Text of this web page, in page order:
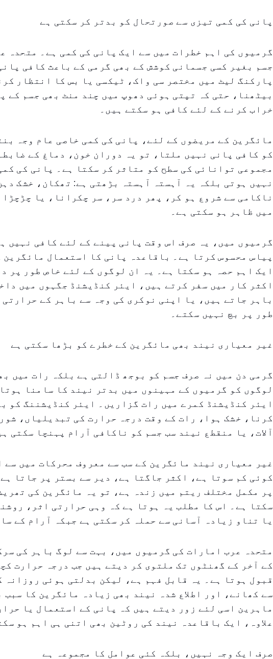
پانی کی کمی تیزی سے صورتحال کو بدتر کر سکتی ہے
گرمیوں کی اہم خطرات میں سے ایک پانی کی کمی ہے۔ متحدہ
جسم بغیر کسی جسمانی کوشش کے بھی گرمی کے باعث کافی
پارکنگ لیٹ میں مختصر سی واک، ٹیکسی یا بس کا انتظار
بیٹھنا، حتی کہ تپتی ہوئی دھوپ میں چند منٹ بھی جسم کے
خراب کرنے کے لئے کافی ہو سکتے ہیں۔
مائگرین کے مریضوں کے لئے، پانی کی کمی خاصی عام وجہ
کو کافی پانی نہیں ملتا، تو یہ دوران خون، دماغ کے
مجموعی توانائی کی سطح کو متاثر کر سکتا ہے۔ پانی کی
نہیں ہوتی بلکہ یہ آہستہ آہستہ بڑھتی ہے: تھکان، خشک
ناکامی سے شروع ہو کر، پھر درد سر، سر چکرانا، یا
میں ظاہر ہو سکتی ہے۔
گرمیوں میں، یہ صرف اس وقت پانی پینے کے لئے کافی نہیں
پیاس محسوس کرتا ہے۔ باقاعدہ پانی کا استعمال مائگرین
ایک اہم حصہ ہو سکتا ہے۔ یہ ان لوگوں کے لئے خاص طور پر
اکثر کار میں سفر کرتے ہیں، ایئر کنڈیشنڈ جگہوں میں
باہر جاتے ہیں، یا اپنی نوکری کی وجہ سے باہر کے
طور پر بچ نہیں سکتے۔
غیر معیاری نیند بھی مائگرین کے خطرے کو بڑھا سکتی ہے
گرمی دن میں نہ صرف جسم کو بوجھ ڈالتی ہے بلکہ رات میں
لوگوں کو گرمیوں کے مہینوں میں بدتر نیند کا سامنا ہوتا
ایئر کنڈیشنڈ کمرے میں رات گزاریں۔ ایئر کنڈیشننگ کو
کرنا، خشک ہوا، رات کے وقت درجہ حرارت کی تبدیلیاں،
آلات، یا منقطع نیند سب جسم کو ناکافی آرام پہنچا سکتی
غیر معیاری نیند مائگرین کے سب سے معروف محرکات میں سے
کوئی کم سوتا ہے، اکثر جاگتا ہے، دیر سے بستر پر جاتا
پر مکمل مختلف ریتم میں زندہ ہے، تو یہ مائگرین کی
سکتا ہے۔ اس کا مطلب یہ ہوتا ہے کہ وہی حرارتی اثر،
یا تناو زیادہ آسانی سے حملہ کر سکتی ہے جبکہ آرام کے
متحدہ عرب امارات کی گرمیوں میں، بہت سے لوگ باہر کی
کے آخر کے گھنٹوں تک ملتوی کر دیتے ہیں جب درجہ حرارت
قبول ہوتا ہے۔ یہ قابل فہم ہے، لیکن بدلتی ہوئی روزانہ
سے کھانے، اور اطلاع شدہ نیند بھی زیادہ مائگرین کا سبب
ماہرین اسی لئے زور دیتے ہیں کہ پانی کے استعمال یا
علاوہ، ایک باقاعدہ نیند کی روٹین بھی اتنی ہی اہم ہو
صرف ایک وجہ نہیں، بلکہ کئی عوامل کا مجموعہ ہے